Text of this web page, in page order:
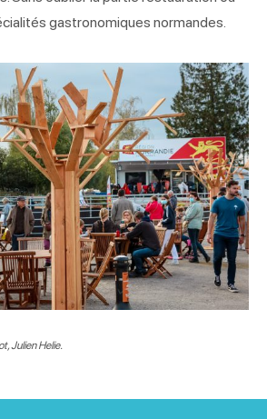
gastronomiques normandes.
Julien Helie.